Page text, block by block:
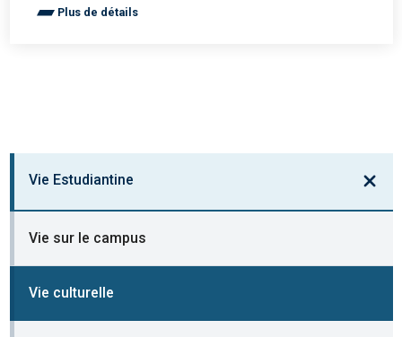
Vie Estudiantine
Vie sur le campus
Vie culturelle
Plus de détails